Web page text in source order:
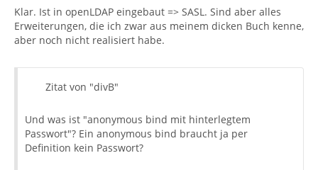
Klar. Ist in openLDAP eingebaut => SASL. Sind aber alles
Erweiterungen, die ich zwar aus meinem dicken Buch kenne,
aber noch nicht realisiert habe.
Zitat von "divB"
Und was ist "anonymous bind mit hinterlegtem
Passwort"? Ein anonymous bind braucht ja per
Definition kein Passwort?